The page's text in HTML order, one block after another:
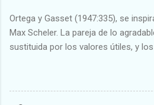
Ortega y Gasset (1947:335), se
Max Scheler. La pareja de lo
sustituida por los valores útiles, y
Abundante-Escaso,etc 2 VITALES
Vulgar Enérgico-Inerte Fuerte-